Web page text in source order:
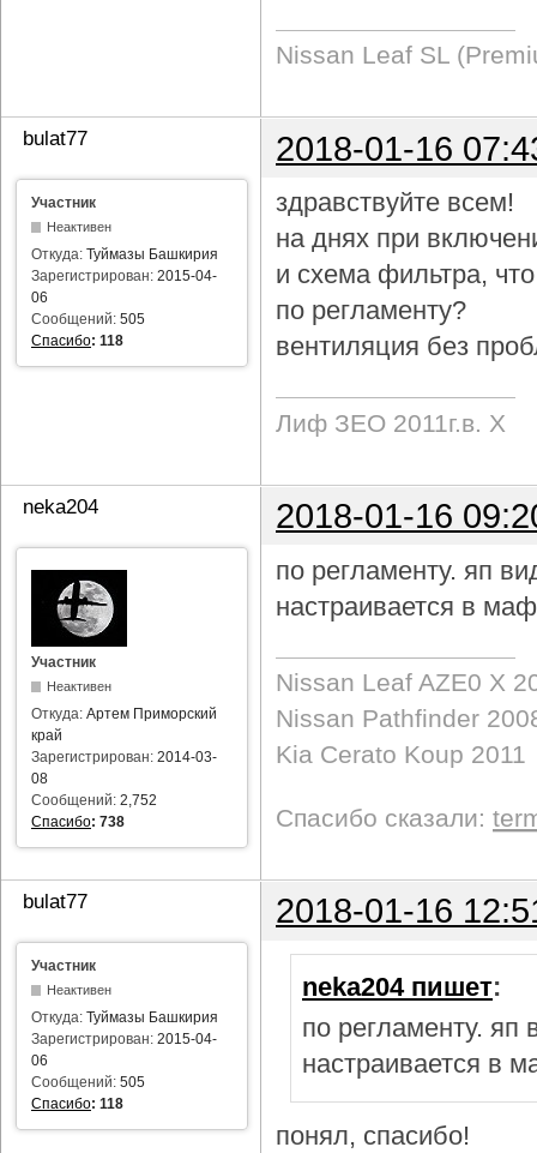
Nissan Leaf SL
bulat77 2018-01-16
Участник
Неактивен
Откуда: Туймазы Башкирия
Зарегистрирован: 2015-04-
06
Сообщений: 505
Спасибо: 118
здравствуйте всем!
на днях при
и схема фильтра,
по регламенту?
вентиляция без
Лиф ЗЕО 2011г.в. Х
neka204 2018-01-16
Участник
Неактивен
Откуда: Артем Приморский
край
Зарегистрирован: 2014-03-
08
Сообщений: 2,752
Спасибо: 738
по регламенту. яп
настраивается в
Nissan Leaf AZE0 X
Nissan Pathfinder
Kia Cerato Koup 2011
Спасибо сказали:
bulat77 2018-01-16
Участник
Неактивен
Откуда: Туймазы Башкирия
Зарегистрирован: 2015-04-
06
Сообщений: 505
Спасибо: 118
neka204 пишет:
по регламенту.
настраивается в
понял, спасибо!